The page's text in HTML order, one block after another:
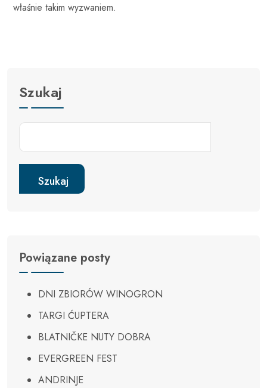
właśnie takim wyzwaniem.
Szukaj
Szukaj
Powiązane posty
DNI ZBIORÓW WINOGRON
TARGI ĆUPTERA
BLATNIČKE NUTY DOBRA
EVERGREEN FEST
ANDRINJE